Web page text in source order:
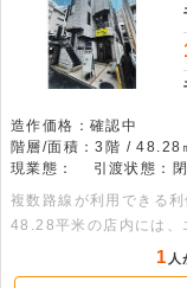
造作価格：確認中
階層/面積：3階 / 48.28
現業態：
引渡状態：
複数路線が利用できる
48.28平米の店内には、
詳細についてはお問い
1 人